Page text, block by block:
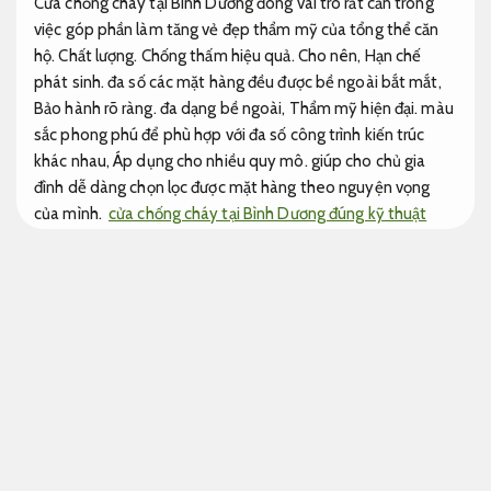
việc góp phần làm tăng vẻ đẹp thẩm mỹ của tổng thể căn
hộ.Chất lượng. Chống thấm hiệu quả. Cho nên, Hạn chế
phát sinh. đa số các mặt hàng đều được bề ngoài bắt mắt,
Bảo hành rõ ràng. đa dạng bề ngoài, Thẩm mỹ hiện đại. màu
sắc phong phú để phù hợp với đa số công trình kiến trúc
khác nhau,Áp dụng cho nhiều quy mô. giúp cho chủ gia
đình dễ dàng chọn lọc được mặt hàng theo nguyện vọng
của mình. cửa chống cháy tại Bình Dương đúng kỹ thuật